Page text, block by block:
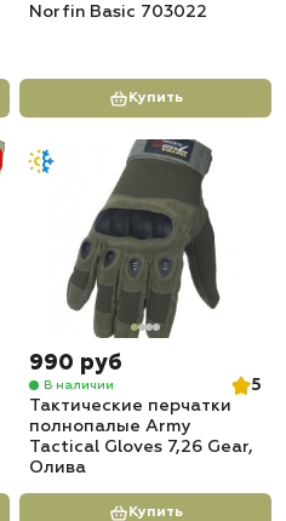
Norfin Basic 703022
Купить
990 руб
В наличии
5
Тактические перчатки
полнопалые Army
Tactical Gloves 7,26 Gear,
Олива
Купить